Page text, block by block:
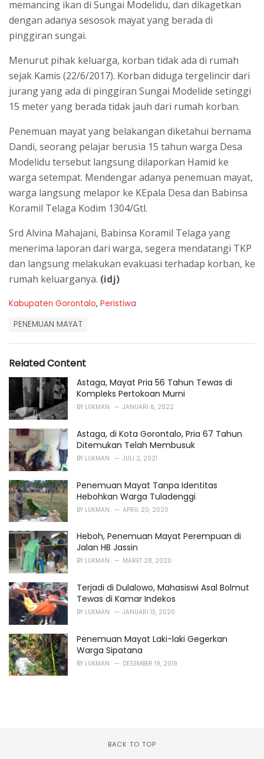
memancing ikan di Sungai Modelidu, dan dikagetkan
dengan adanya sesosok mayat yang berada di
pinggiran sungai.
Menurut pihak keluarga, korban tidak ada di rumah
sejak Kamis (22/6/2017). Korban diduga tergelincir dari
jurang yang ada di pinggiran Sungai Modelide setinggi
15 meter yang berada tidak jauh dari rumah korban.
Penemuan mayat yang belakangan diketahui bernama
Dandi, seorang pelajar berusia 15 tahun warga Desa
Modelidu tersebut langsung dilaporkan Hamid ke
warga setempat. Mendengar adanya penemuan mayat,
warga langsung melapor ke KEpala Desa dan Babinsa
Koramil Telaga Kodim 1304/Gtl.
Srd Alvina Mahajani, Babinsa Koramil Telaga yang
menerima laporan dari warga, segera mendatangi TKP
dan langsung melakukan evakuasi terhadap korban, ke
rumah keluarganya. (idj)
C
r
i
e
:
Kabupaten Gorontalo, Peristiwa
:
PENEMUAN MAYAT
Related Content
Astaga, Mayat Pria 56 Tahun Tewas di
Kompleks Pertokoan Murni
BY LUKMAN JANUARI 6, 2022
Astaga, di Kota Gorontalo, Pria 67 Tahun
Ditemukan Telah Membusuk
BY LUKMAN JULI 2, 2021
Penemuan Mayat Tanpa Identitas
Hebohkan Warga Tuladenggi
BY LUKMAN APRIL 20, 2020
Heboh, Penemuan Mayat Perempuan di
Jalan HB Jassin
BY LUKMAN MARET 28, 2020
Terjadi di Dulalowo, Mahasiswi Asal Bolmut
Tewas di Kamar Indekos
BY LUKMAN JANUARI 13, 2020
Penemuan Mayat Laki-laki Gegerkan
Warga Sipatana
BY LUKMAN DESEMBER 19, 2019
BACK TO TOP